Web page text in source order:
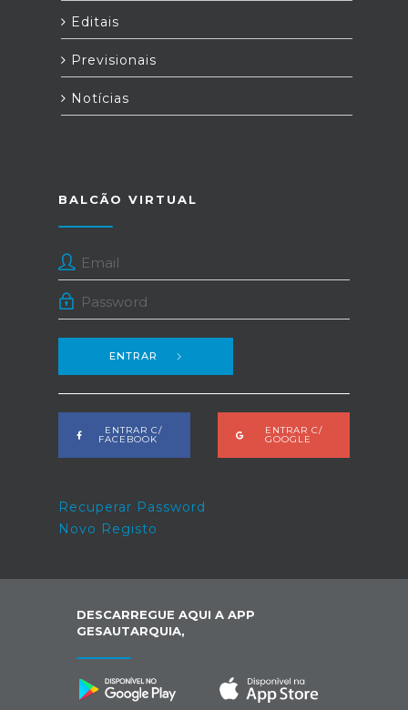
Editais
Previsionais
Notícias
BALCÃO VIRTUAL
ENTRAR
ENTRAR C/
FACEBOOK
ENTRAR C/
GOOGLE
Recuperar Password
Novo Registo
DESCARREGUE AQUI A APP
GESAUTARQUIA,